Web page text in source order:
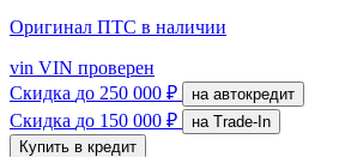
Оригинал ПТС в наличии
vin VIN проверен
Скидка до 250 000 ₽ на автокредит
Скидка до 150 000 ₽
на Trade-In
Купить в кредит